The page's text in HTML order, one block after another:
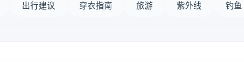
出行建议 穿衣指南 旅游 紫外线 钓鱼